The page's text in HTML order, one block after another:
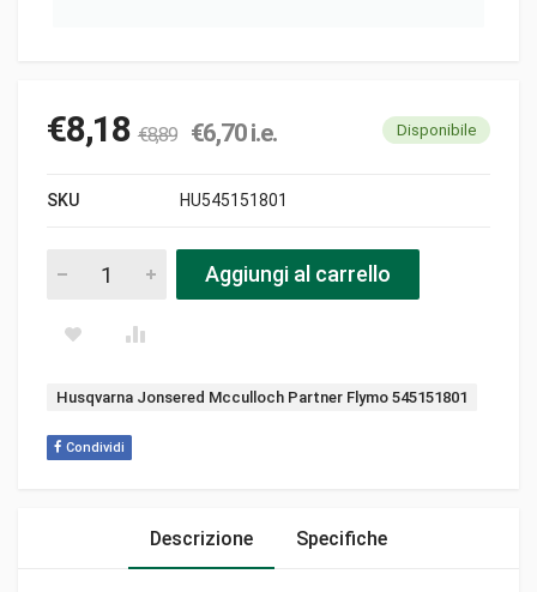
€8,18 €8,89 €6,70i.e. Disponibile
SKU HU545151801
Piastra protezione filtro pezziAggiungi al carrello
Tag:
Husqvarna Jonsered Mcculloch Partner Flymo 545151801
Condividi
Descrizione Specifiche